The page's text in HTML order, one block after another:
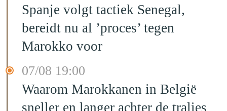
Spanje volgt tactiek Senegal,
bereidt nu al ’proces’ tegen
Marokko voor
07/08 19:00
Waarom Marokkanen in België
sneller en langer achter de tralies